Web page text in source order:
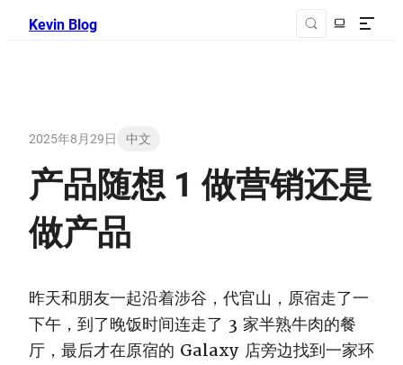
Kevin Blog
2025年8月29日 中文
产品随想 1 做营销还是
做产品
昨天和朋友一起沿着涉谷，代官山，原宿走了一
下午，到了晚饭时间连走了 3 家半熟牛肉的餐
厅，最后才在原宿的 Galaxy 店旁边找到一家环